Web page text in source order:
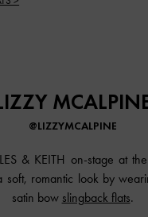
@LIZZYMCALPINE
& KEITH on-stage at
romantic look by
satin bow slingback flats.